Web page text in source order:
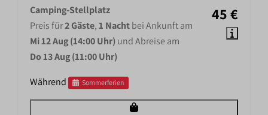
45 €
Camping-Stellplatz
Preis für2 Gäste,1 Nachtbei Ankunft am
Mi 12 Aug (14:00 Uhr) und Abreise am
Do 13 Aug (11:00 Uhr)
Während
Sommerferien